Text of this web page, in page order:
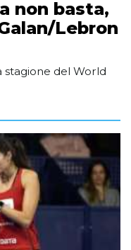
non basta,
Lebron
stagione del World